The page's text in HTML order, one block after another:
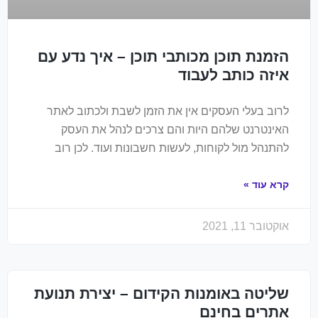
הזמנת תוכן מכותבי תוכן – איך נדע עם
איזה כותב לעבוד
לרוב בעלי העסקים אין את הזמן לשבת ולכתוב לאתר
האינטרנט שלהם היות והם צרכים לנהל את העסק
להתנהל מול לקוחות, לעשות חשבונות ועוד. לכן רוב
קרא עוד »
אוקטובר 11, 2021
שליטה באומנות הקידום – יצירת תנועת
אתרים בחינם